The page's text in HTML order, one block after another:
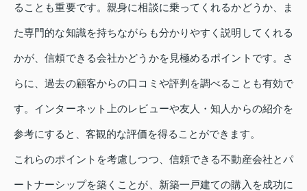
ることも重要です。親身に相談に乗ってくれるかどうか、ま
た専門的な知識を持ちながらも分かりやすく説明してくれる
かが、信頼できる会社かどうかを見極めるポイントです。さ
らに、過去の顧客からの口コミや評判を調べることも有効で
す。インターネット上のレビューや友人・知人からの紹介を
参考にすると、客観的な評価を得ることができます。
これらのポイントを考慮しつつ、信頼できる不動産会社とパ
ートナーシップを築くことが、新築一戸建ての購入を成功に